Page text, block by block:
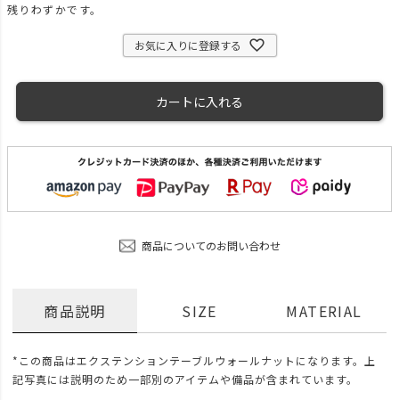
残りわずかです。
お気に入りに登録する
カートに入れる
商品についてのお問い合わせ
商品説明
*この商品はエクステンションテーブルウォールナットになります。上
記写真には説明のため一部別のアイテムや備品が含まれています。
SIZE MATERIAL